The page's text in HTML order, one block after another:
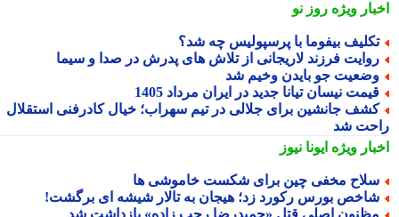
ویژهروز نو
بیفوما با پرسپولیس چه شد؟
فرزند لاریجانی از تلاش های پدرش در صدا و سیما
جو بایدن وخیم شد
نیسان تیانا جدید در ایران مرداد 1405
جانشین برای جلالی در تیم سهراب؛ خیال کادرفنی استقلال
شد
ویژهایونا نیوز
مخفی چین برای شکست خاموشی ها
بورس رکورد زد؛ هیجان به تالار شیشه ای برگشت!